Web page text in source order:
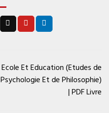
Ecole Et Education (Etudes de
Psychologie Et de Philosophie)
| PDF Livre